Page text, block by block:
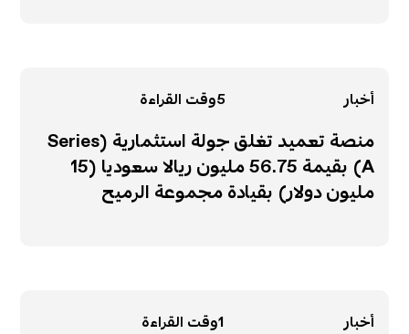
أخبار 5وقت القراءة
منصة تعميد تغلق جولة استثمارية (Series
A) بقيمة 56.75 مليون ريالا سعوديا (15
مليون دولار) بقيادة مجموعة الرميح
أخبار 1وقت القراءة